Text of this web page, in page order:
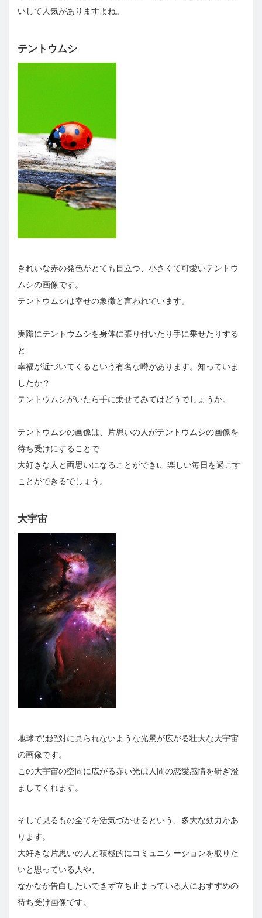
いして人気がありますよね。
テントウムシ
きれいな赤の発色がとても目立つ、小さくて可愛いテントウ
ムシの画像です。
テントウムシは幸せの象徴と言われています。
実際にテントウムシを身体に張り付いたり手に乗せたりする
と
幸福が近づいてくるという有名な噂があります。知っていま
したか？
テントウムシがいたら手に乗せてみてはどうでしょうか。
テントウムシの画像は、片思いの人がテントウムシの画像を
待ち受けにすることで
大好きな人と両思いになることができt、楽しい毎日を過ごす
ことができるでしょう。
大宇宙
地球では絶対に見られないような光景が広がる壮大な大宇宙
の画像です。
この大宇宙の空間に広がる赤い光は人間の恋愛感情を研ぎ澄
ましてくれます。
そして見るもの全てを活気づかせるという、多大な効力があ
ります。
大好きな片思いの人と積極的にコミュニケーションを取りた
いと思っている人や、
なかなか告白したいできず立ち止まっている人におすすめの
待ち受け画像です。